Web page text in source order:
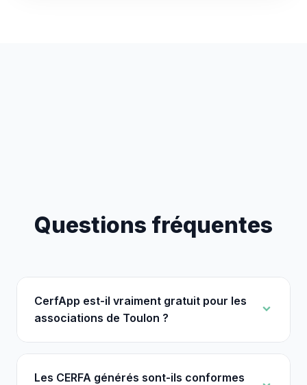
Questions fréquentes
CerfApp est-il vraiment gratuit pour les
associations de Toulon ?
Les CERFA générés sont-ils conformes